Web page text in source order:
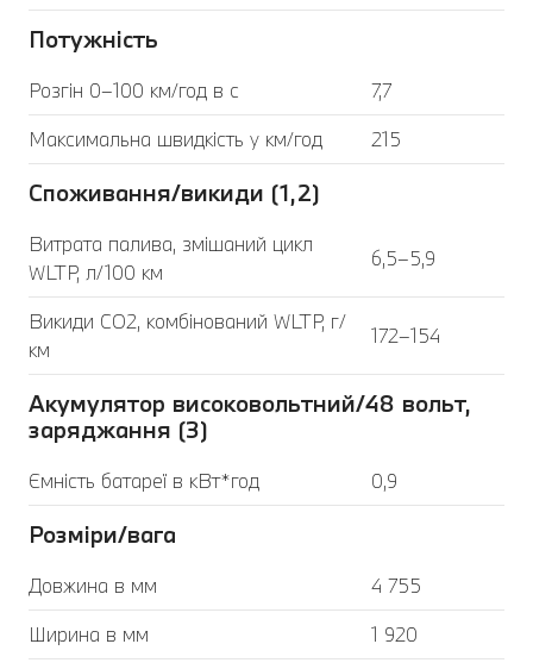
Потужність
Розгін 0–100 км/год в с
7,7
Максимальна швидкість у км/год
215
Споживання/викиди (1,2)
Витрата палива, змішаний цикл
WLTP, л/100 км
6,5–5,9
Викиди CO2, комбінований WLTP, г/
км
172–154
Акумулятор високовольтний/48 вольт,
заряджання (3)
Ємність батареї в кВт*год 0,9
Розміри/вага
Довжина в мм
4 755
Ширина в мм
1 920